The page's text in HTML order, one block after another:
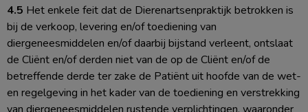
4.5 Het enkele feit dat de Dierenartsenpraktijk betrokken is
bij de verkoop, levering en/of toediening van
diergeneesmiddelen en/of daarbij bijstand verleent, ontslaat
de Cliënt en/of derden niet van de op de Cliënt en/of de
betreffende derde ter zake de Patiënt uit hoofde van de wet-
en regelgeving in het kader van de toediening en verstrekking